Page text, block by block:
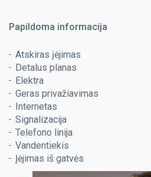
Papildoma informacija
Atskiras įėjimas
Detalus planas
Elektra
Geras privažiavimas
Internetas
Signalizacija
Telefono linija
Vandentiekis
Įėjimas iš gatvės